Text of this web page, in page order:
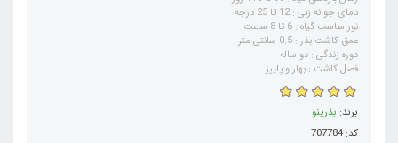
دمای جوانه زنی : 12 تا 25 درجه
نور مناسب گیاه : 6 تا 8 ساعت
عمق کاشت بذر : 0.5 سانتی متر
دوره زندگی : دو ساله
فصل کاشت : بهار و پاییز
برند: بذرینو
کد: 707784